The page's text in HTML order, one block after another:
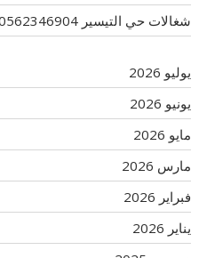
شغالات حي التيسير 0562346904
يوليو 2026
يونيو 2026
مايو 2026
مارس 2026
فبراير 2026
يناير 2026